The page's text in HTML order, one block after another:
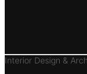
Interior Design &